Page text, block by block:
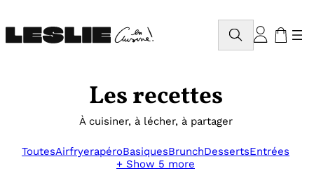
au
contenu
Rechercher
Les recettes
À cuisiner, à lécher, à partager
ToutesAirfryerapéroBasiquesBrunchDessertsEntrées
+ Show 5 more